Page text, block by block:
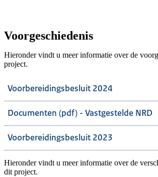
Voorgeschiedenis
Hieronder vindt u meer informatie over de
project.
Voorbereidingsbesluit 2024
Documenten (pdf) - Vastgestelde NRD
Voorbereidingsbesluit 2023
Hieronder vindt u meer informatie over de
dit project.